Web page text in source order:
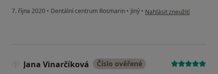
7. října 2020 • Dentální centrum Rosmarin • Jiný • podle názoru uživatele J.B.
Nahlásit zneužití
Jana Vinarčíková Číslo ověřené